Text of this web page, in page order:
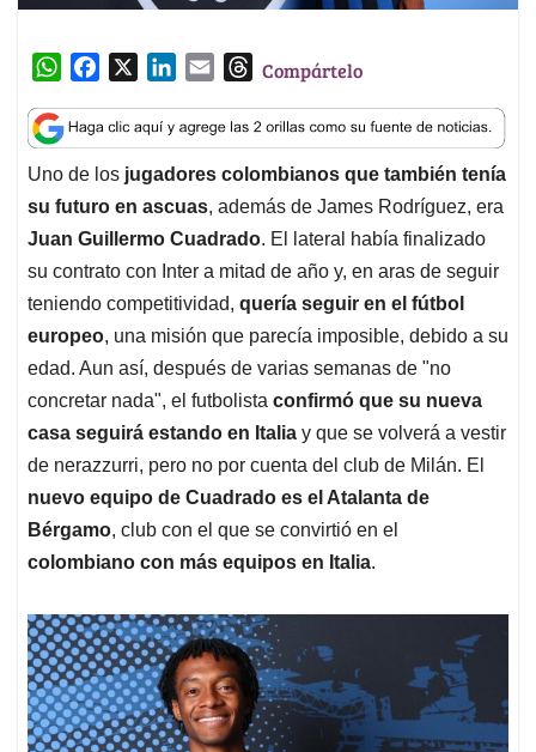
W
a
t
s
A
p
p
c
e
b
o
o
k
n
k
e
d
I
n
a
i
l
T
r
e
a
d
s
Compártelo
Uno de los jugadores colombianos que también tenía
su futuro en ascuas, además de James Rodríguez, era
Juan Guillermo Cuadrado. El lateral había finalizado
su contrato con Inter a mitad de año y, en aras de seguir
teniendo competitividad, quería seguir en el fútbol
europeo, una misión que parecía imposible, debido a su
edad. Aun así, después de varias semanas de "no
concretar nada", el futbolista confirmó que su nueva
casa seguirá estando en Italia y que se volverá a vestir
de nerazzurri, pero no por cuenta del club de Milán. El
nuevo equipo de Cuadrado es el Atalanta de
Bérgamo, club con el que se convirtió en el
colombiano con más equipos en Italia.